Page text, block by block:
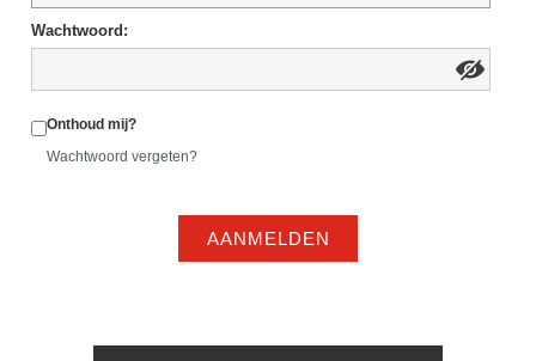
Wachtwoord:
Onthoud mij?
Wachtwoord vergeten?
AANMELDEN